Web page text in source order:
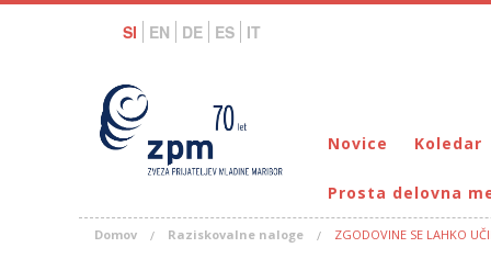
SI EN DE ES IT
Novice Koledar
Prosta delovna
Domov Raziskovalne naloge ZGODOVINE SE LAHKO